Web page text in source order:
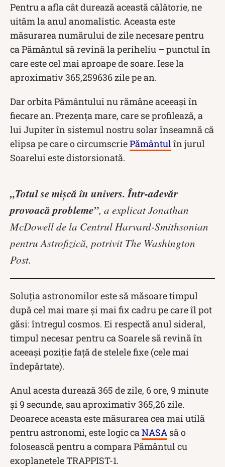
Pentru a afla cât durează această călătorie, ne
uităm la anul anomalistic. Aceasta este
măsurarea numărului de zile necesare pentru
ca Pământul să revină la periheliu – punctul în
care este cel mai aproape de soare. Iese la
aproximativ 365,259636 zile pe an.
Dar orbita Pământului nu rămâne aceeași în
fiecare an. Prezența mare, care se profilează, a
lui Jupiter în sistemul nostru solar înseamnă că
elipsa pe care o circumscriePământul în jurul
Soarelui este distorsionată.
„Totul se mișcă în univers. Într-adevăr
provoacă probleme”, a explicat Jonathan
McDowell de la Centrul Harvard-Smithsonian
pentru Astrofizică, potrivit The Washington
Post.
Soluția astronomilor este să măsoare timpul
după cel mai mare și mai fix cadru pe care îl pot
găsi: întregul cosmos. Ei respectă anul sideral,
timpul necesar pentru ca Soarele să revină în
aceeași poziție față de stelele fixe (cele mai
îndepărtate).
Anul acesta durează 365 de zile, 6 ore, 9 minute
și 9 secunde, sau aproximativ 365,26 zile.
Deoarece aceasta este măsurarea cea mai utilă
pentru astronomi, este logic ca NASA să o
folosească pentru a compara Pământul cu
exoplanetele TRAPPIST-1.